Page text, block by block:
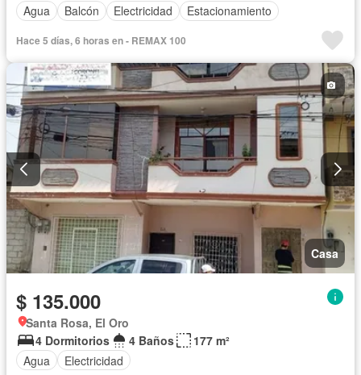
Agua
Balcón Electricidad Estacionamiento
Hace 5 días, 6 horas en - REMAX 100
Casa
$ 135.000
Santa Rosa, El Oro
4 Dormitorios
4 Baños
177 m²
Agua
Electricidad